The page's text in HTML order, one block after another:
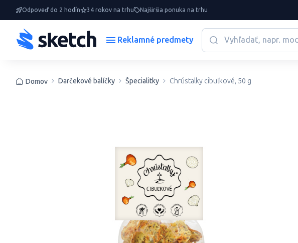
Odpoveď do 2 hodín 34 rokov na trhu Najširšia ponuka na trhu
Reklamné predmety
Domov Darčekové balíčky Špecialitky Chrústalky cibuľkové, 50 g